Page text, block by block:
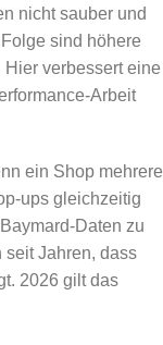
nicht sauber und
sind höhere
verbessert eine
Arbeit
ein Shop mehrere
ups gleichzeitig
Daten zu
Jahren, dass
2026 gilt das